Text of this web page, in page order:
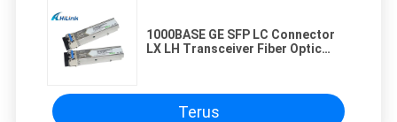
1000BASE GE SFP LC Connector
LX LH Transceiver Fiber Optic
Terus